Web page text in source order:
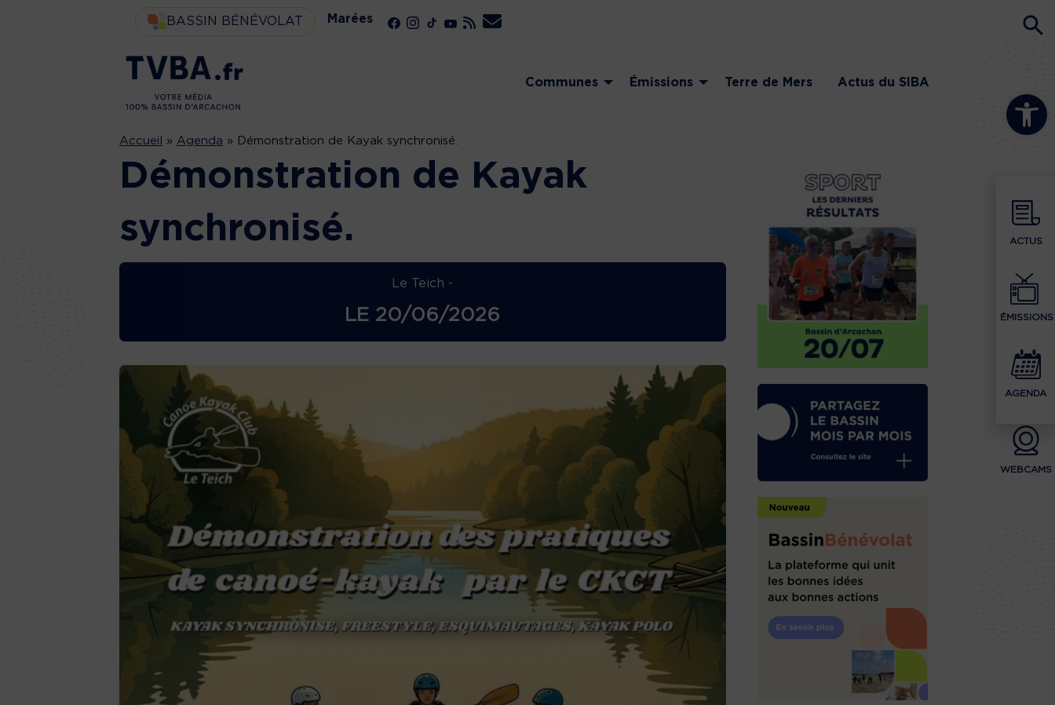
Ouvrir la
ACTUS
ÉMISSIONS
AGENDA
WEBCAMS
BASSIN BÉNÉVOLAT Marées
Communes Émissions Terre de Mers Actus du SIBA
Accueil » Agenda » Démonstration de Kayak synchronisé.
Démonstration de Kayak
synchronisé.
Le Teich -
LE 20/06/2026